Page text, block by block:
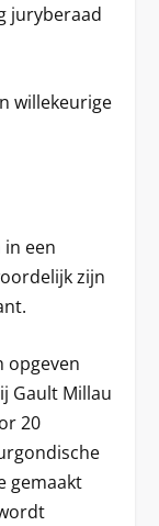
juryberaad
willekeurige
een
zijn
opgeven
Gault Millau
20
gemaakt